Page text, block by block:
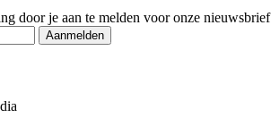
door je aan te melden voor onze nieuwsbrief
Aanmelden